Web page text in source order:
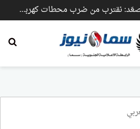
#عاجل.. ترامب يصعّد: نقترب من ضرب محطات كهرباء وجسور داخل إيران